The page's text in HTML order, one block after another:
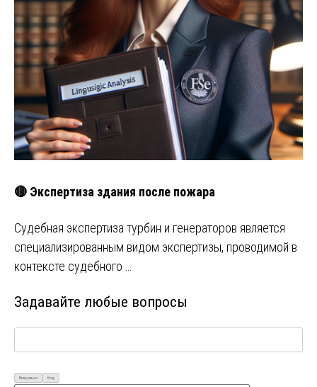
🔴 Экспертиза здания после пожара
Судебная экспертиза турбин и генераторов является
специализированным видом экспертизы, проводимой в
контексте судебного …
Задавайте любые вопросы
Визуально Код